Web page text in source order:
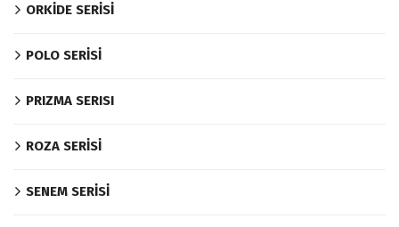
ORKİDE SERİSİ
POLO SERİSİ
PRIZMA SERISI
ROZA SERİSİ
SENEM SERİSİ